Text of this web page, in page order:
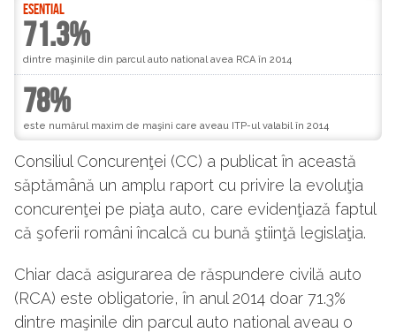
ESENTIAL
71.3%
dintre maşinile din parcul auto national avea RCA în 2014
78%
este numărul maxim de maşini care aveau ITP-ul valabil în 2014
Consiliul Concurenţei (CC) a publicat în această
săptămână un amplu raport cu privire la evoluţia
concurenţei pe piaţa auto, care evidenţiază faptul
că şoferii români încalcă cu bună ştiinţă legislaţia.
Chiar dacă asigurarea de răspundere civilă auto
(RCA) este obligatorie, în anul 2014 doar 71.3%
dintre maşinile din parcul auto national aveau o